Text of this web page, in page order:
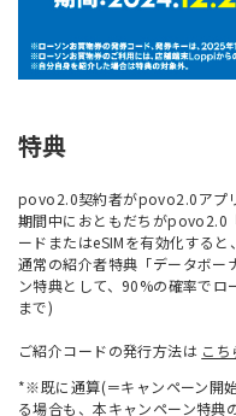
特典
povo2.0契約者がpovo2.0アプ
期間中におともだちがpovo2.0
ードまたはeSIMを有効化すると
通常の紹介者特典「データボー
ン特典として、90%の確率で
まで)
ご紹介コードの発行方法は こち
*※既に通算(＝キャンペーン開
る場合も、本キャンペーン特典